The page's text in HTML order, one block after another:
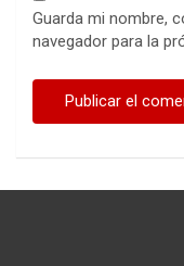
Guarda mi nombre,
navegador para la